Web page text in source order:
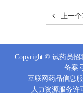
上一个
Copyright © 试药员招
备案
互联网药品信息
人力资源服务许